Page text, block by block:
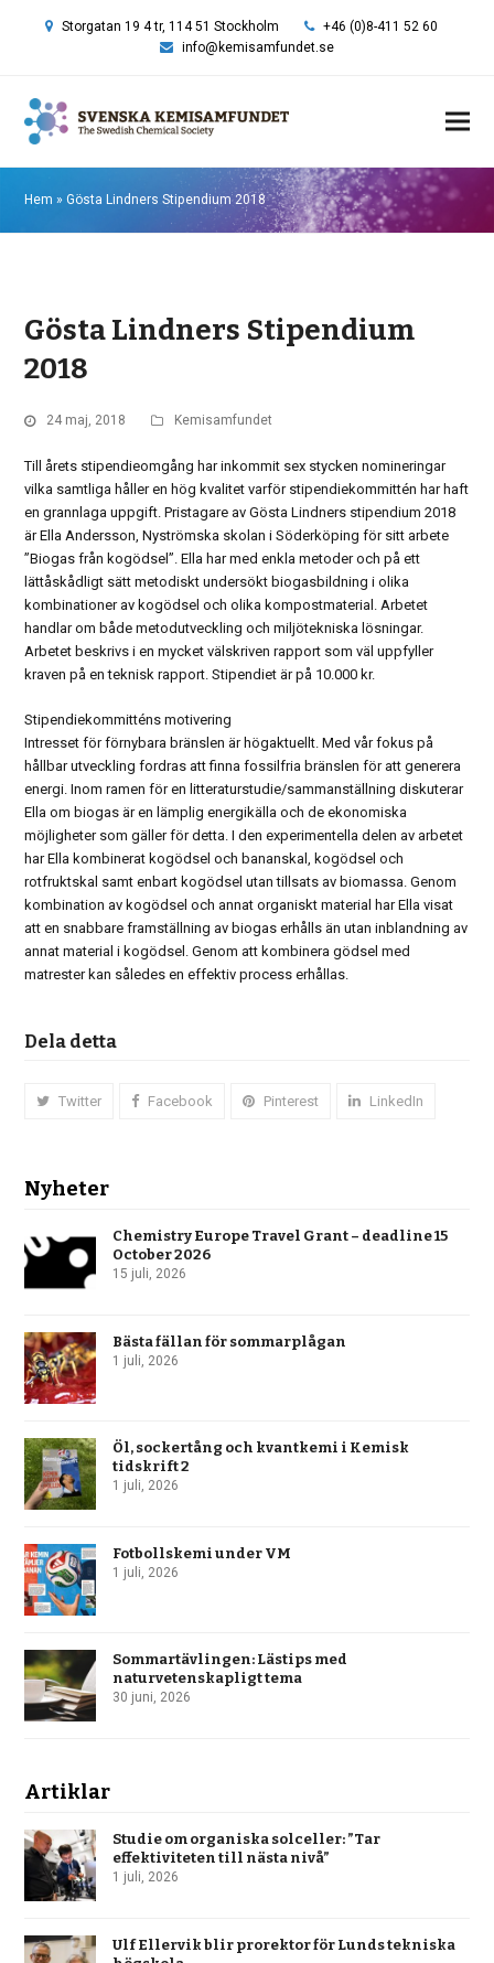
Storgatan 19 4 tr, 114 51 Stockholm
+46 (0)8-411 52 60
info@kemisamfundet.se
Hem »Gösta Lindners Stipendium 2018
Gösta Lindners Stipendium
2018
24 maj, 2018 Kemisamfundet
Till årets stipendieomgång har inkommit sex stycken nomineringar
vilka samtliga håller en hög kvalitet varför stipendiekommittén har haft
en grannlaga uppgift. Pristagare av Gösta Lindners stipendium 2018
är Ella Andersson, Nyströmska skolan i Söderköping för sitt arbete
”Biogas från kogödsel”. Ella har med enkla metoder och på ett
lättåskådligt sätt metodiskt undersökt biogasbildning i olika
kombinationer av kogödsel och olika kompostmaterial. Arbetet
handlar om både metodutveckling och miljötekniska lösningar.
Arbetet beskrivs i en mycket välskriven rapport som väl uppfyller
kraven på en teknisk rapport. Stipendiet är på 10.000 kr.
Stipendiekommitténs motivering
Intresset för förnybara bränslen är högaktuellt. Med vår fokus på
hållbar utveckling fordras att finna fossilfria bränslen för att generera
energi. Inom ramen för en litteraturstudie/sammanställning diskuterar
Ella om biogas är en lämplig energikälla och de ekonomiska
möjligheter som gäller för detta. I den experimentella delen av arbetet
har Ella kombinerat kogödsel och bananskal, kogödsel och
rotfruktskal samt enbart kogödsel utan tillsats av biomassa. Genom
kombination av kogödsel och annat organiskt material har Ella visat
att en snabbare framställning av biogas erhålls än utan inblandning av
annat material i kogödsel. Genom att kombinera gödsel med
matrester kan således en effektiv process erhållas.
Dela detta
Twitter Facebook Pinterest LinkedIn
Nyheter
Chemistry Europe Travel Grant – deadline 15
October 2026
15 juli, 2026
Bästa fällan för sommarplågan
1 juli, 2026
Öl, sockertång och kvantkemi i Kemisk
tidskrift 2
1 juli, 2026
Fotbollskemi under VM
1 juli, 2026
Sommartävlingen: Lästips med
naturvetenskapligt tema
30 juni, 2026
Artiklar
Studie om organiska solceller: ”Tar
effektiviteten till nästa nivå”
1 juli, 2026
Ulf Ellervik blir prorektor för Lunds tekniska